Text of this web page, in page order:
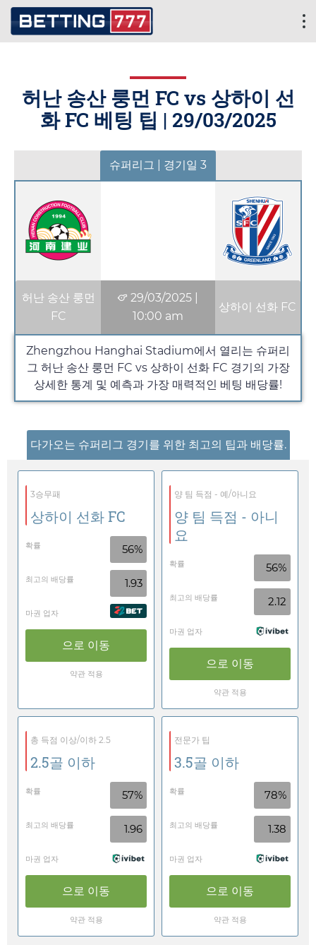
허난 송산 룽먼 FC vs 상하이 선
화 FC 베팅 팁 | 29/03/2025
슈퍼리그 | 경기일 3
허난 송산 룽먼
FC
29/03/2025
10:00 am
상하이 선화 FC
Zhengzhou Hanghai Stadium에서 열리는 슈퍼리
그 허난 송산 룽먼 FC vs 상하이 선화 FC 경기의 가장
상세한 통계 및 예측과 가장 매력적인 베팅 배당률!
다가오는 슈퍼리그 경기를 위한 최고의 팁과 배당률.
3승무패
상하이 선화 FC
확률 56%
최고의 배당률 1.93
마권 업자
으로 이동
약관 적용
양 팀 득점 - 예/아니요
양 팀 득점 - 아니
요
확률 56%
최고의 배당률 2.12
마권 업자
으로 이동
약관 적용
총 득점 이상/이하 2.5
2.5골 이하
확률 57%
최고의 배당률 1.96
마권 업자
으로 이동
약관 적용
전문가 팁
3.5골 이하
확률 78%
최고의 배당률 1.38
마권 업자
으로 이동
약관 적용